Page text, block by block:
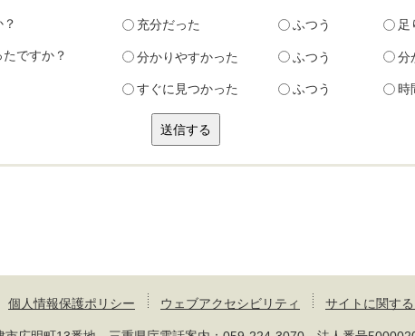
充分だった ふつう 足
ですか？ 分かりやすかった ふつう 分
すぐに見つかった ふつう 時
個人情報保護ポリシー ウェブアクセシビリティ サイトに関す